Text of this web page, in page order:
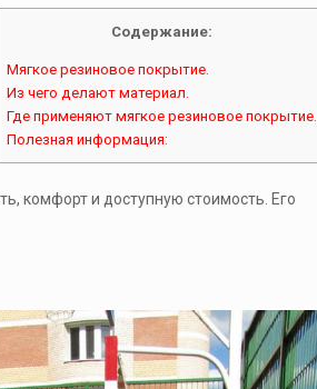
Содержание:
Мягкое резиновое покрытие.
Из чего делают материал.
Где применяют мягкое резиновое покрытие.
Полезная информация:
комфорт и доступную стоимость. Его